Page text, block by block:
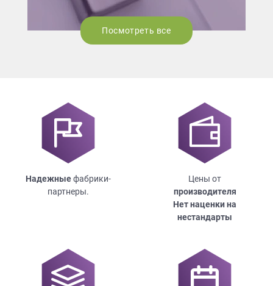
Посмотреть все
Надежныефабрики-
партнеры.
Цены от
производителя
Нет наценки на
нестандарты